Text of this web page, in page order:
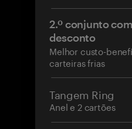
2.º conjunto
desconto
Melhor custo-
carteiras frias
Tangem Ring
Anel e 2 cartões